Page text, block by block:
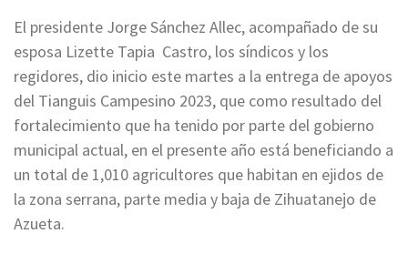
El presidente Jorge Sánchez Allec, acompañado de su
esposa Lizette Tapia Castro, los síndicos y los
regidores, dio inicio este martes a la entrega de apoyos
del Tianguis Campesino 2023, que como resultado del
fortalecimiento que ha tenido por parte del gobierno
municipal actual, en el presente año está beneficiando a
un total de 1,010 agricultores que habitan en ejidos de
la zona serrana, parte media y baja de Zihuatanejo de
Azueta.